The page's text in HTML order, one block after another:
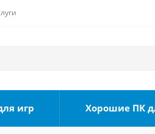
игр Хорошие ПК